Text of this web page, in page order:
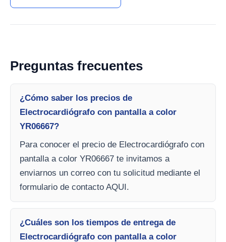
Preguntas frecuentes
¿Cómo saber los precios de
Electrocardiógrafo con pantalla a color
YR06667?
Para conocer el precio de Electrocardiógrafo con
pantalla a color YR06667 te invitamos a
enviarnos un correo con tu solicitud mediante el
formulario de contacto AQUI.
¿Cuáles son los tiempos de entrega de
Electrocardiógrafo con pantalla a color